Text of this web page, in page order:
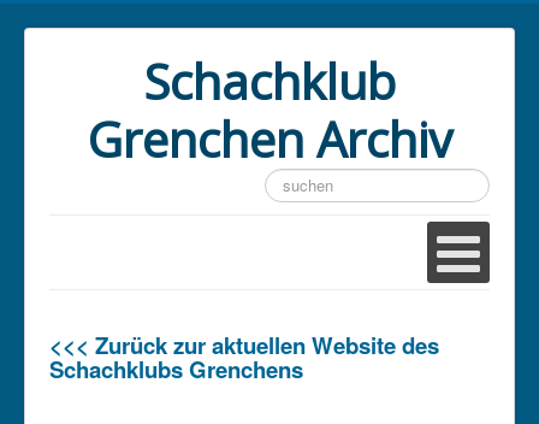
Schachklub
Grenchen Archiv
Suchen
...
<<< Zurück zur aktuellen Website des
Schachklubs Grenchens